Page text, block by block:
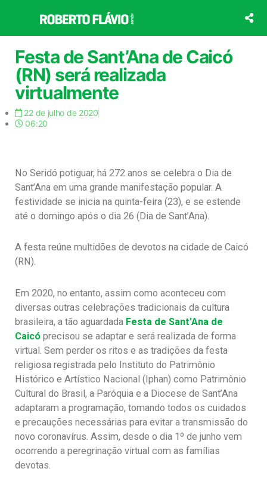
o
conteúdo
Festa de Sant’Ana de Caicó
(RN) será realizada
virtualmente
22 de julho de 2020
06:20
No Seridó potiguar, há 272 anos se celebra o Dia de
Sant’Ana em uma grande manifestação popular. A
festividade se inicia na quinta-feira (23), e se estende
até o domingo após o dia 26 (Dia de Sant’Ana).
A festa reúne multidões de devotos na cidade de Caicó
(RN).
Em 2020, no entanto, assim como aconteceu com
diversas outras celebrações tradicionais da cultura
brasileira, a tão aguardada Festa de Sant’Ana de
Caicó precisou se adaptar e será realizada de forma
virtual. Sem perder os ritos e as tradições da festa
religiosa registrada pelo Instituto do Patrimônio
Histórico e Artístico Nacional (Iphan) como Patrimônio
Cultural do Brasil, a Paróquia e a Diocese de Sant’Ana
adaptaram a programação, tomando todos os cuidados
e precauções necessárias para evitar a transmissão do
novo coronavírus. Assim, desde o dia 1º de junho vem
ocorrendo a peregrinação virtual com as famílias
devotas.